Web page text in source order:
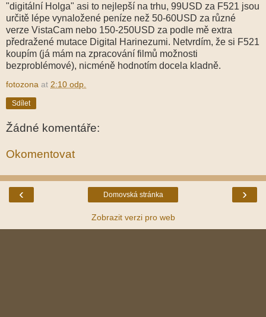
"digitální Holga" asi to nejlepší na trhu, 99USD za F521 jsou
určitě lépe vynaložené peníze než 50-60USD za různé
verze VistaCam nebo 150-250USD za podle mě extra
předražené mutace Digital Harinezumi. Netvrdím, že si F521
koupím (já mám na zpracování filmů možnosti
bezproblémové), nicméně hodnotím docela kladně.
fotozona at 2:10 odp.
Sdílet
Žádné komentáře:
Okomentovat
‹ ›
Domovská stránka
Zobrazit verzi pro web